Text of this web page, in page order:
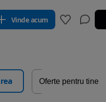
Vinde acum